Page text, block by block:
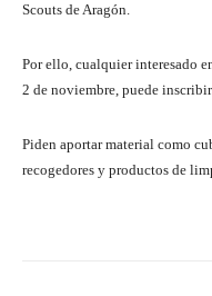
Scouts de Aragón.
Por ello, cualquier interesado
2 de noviembre, puede
Piden aportar material como
recogedores y productos de